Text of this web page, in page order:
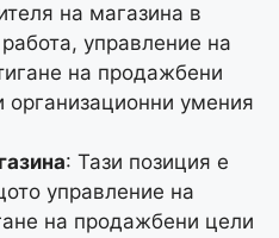
на магазина в
управление на
на продажбени
организационни умения
: Тази позиция е
управление на
на продажбени цели